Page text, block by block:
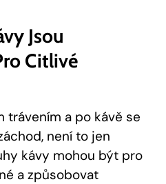
Jsou
Citlivé
a po kávě se
není to jen
kávy mohou být pro
a způsobovat